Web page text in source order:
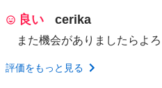
良い cerika
また機会がありましたらよ
評価をもっと見る